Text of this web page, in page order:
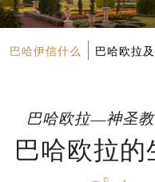
巴哈伊信什么 巴哈欧拉
巴哈欧拉—神圣
巴哈欧拉的